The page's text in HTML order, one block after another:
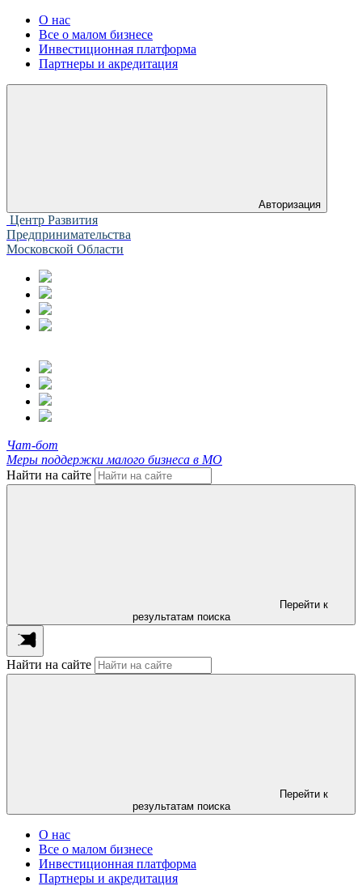
О нас
Все о малом бизнесе
Инвестиционная платформа
Партнеры и акредитация
Авторизация
Центр Развития
Предпринимательства
Московской Области
Чат-бот
Меры поддержки малого бизнеса в МО
Найти на сайте
Перейти к
результатам поиска
Найти на сайте
Перейти к
результатам поиска
О нас
Все о малом бизнесе
Инвестиционная платформа
Партнеры и акредитация